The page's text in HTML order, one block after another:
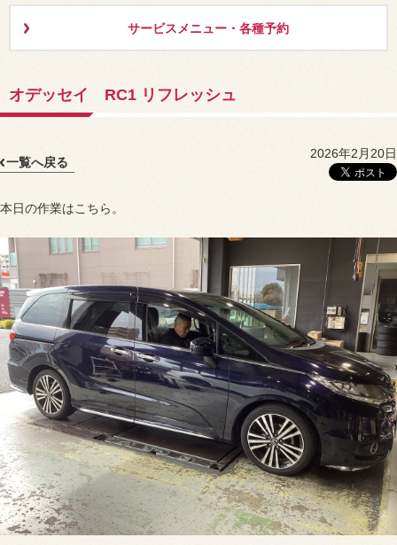
サービスメニュー・各種予約
オデッセイ RC1 リフレッシュ
一覧へ戻る
2026年2月20日
本日の作業はこちら。